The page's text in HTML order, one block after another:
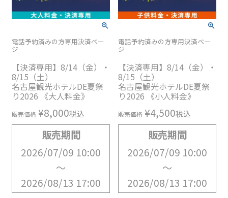
電話予約済みの方専用決済ペー
ジ
【決済専用】8/14（金）・
8/15（土）
名古屋観光ホテルDE夏祭
り2026 《大人料金》
販売価格 ¥8,000税込
販売期間
2026/07/09 10:00
〜
2026/08/13 17:00
電話予約済みの方専用決済ペー
ジ
【決済専用】8/14（金）・
8/15（土）
名古屋観光ホテルDE夏祭
り2026 《小人料金》
販売価格 ¥4,500税込
販売期間
2026/07/09 10:00
〜
2026/08/13 17:00